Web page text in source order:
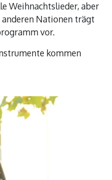
Weihnachtslieder, aber
anderen Nationen trägt
vor.
kommen